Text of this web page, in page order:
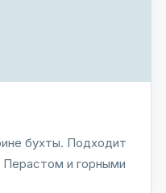
бухты. Подходит
и горными